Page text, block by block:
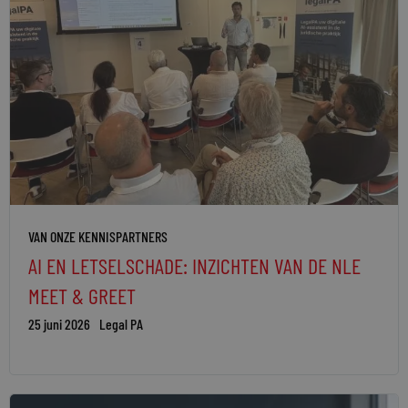
VAN ONZE KENNISPARTNERS
AI EN LETSELSCHADE: INZICHTEN VAN DE NLE
MEET & GREET
25 juni 2026 Legal PA